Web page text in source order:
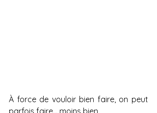
À force de vouloir bien faire, on peut
parfois faire… moins bien.